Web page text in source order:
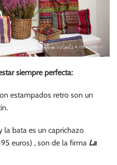
siempre perfecta:
estampados retro son un
la bata es un caprichazo
euros) , son de la firma La